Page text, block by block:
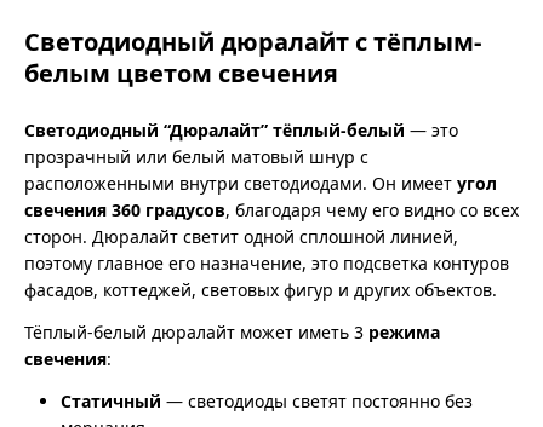
Светодиодный дюралайт с тёплым-
белым цветом свечения
Светодиодный “Дюралайт” тёплый-белый — это
прозрачный или белый матовый шнур с
расположенными внутри светодиодами. Он имеет угол
свечения 360 градусов, благодаря чему его видно со всех
сторон. Дюралайт светит одной сплошной линией,
поэтому главное его назначение, это подсветка контуров
фасадов, коттеджей, световых фигур и других объектов.
Тёплый-белый дюралайт может иметь 3 режима
свечения:
Статичный — светодиоды светят постоянно без